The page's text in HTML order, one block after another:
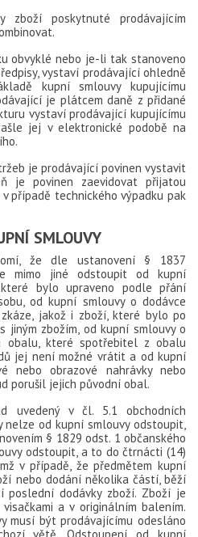
zboží poskytnuté prodávajícím
obvyklé nebo je-li tak stanoveno
vystaví prodávající ohledně
kupní smlouvy kupujícímu
je plátcem daně z přidané
vystaví prodávající kupujícímu
jej v elektronické podobě na
je prodávající povinen vystavit
je povinen zaevidovat přijatou
případě technického výpadku pak
SMLOUVY
že dle ustanovení § 1837
mimo jiné odstoupit od kupní
bylo upraveno podle přání
od kupní smlouvy o dodávce
jakož i zboží, které bylo po
jiným zbožím, od kupní smlouvy o
obalu, které spotřebitel z obalu
jej není možné vrátit a od kupní
nebo obrazové nahrávky nebo
porušil jejich původní obal.
uvedený v čl. 5.1 obchodních
nelze od kupní smlouvy odstoupit,
§ 1829 odst. 1 občanského
odstoupit, a to do čtrnácti (14)
v případě, že předmětem kupní
nebo dodání několika částí, běží
dodávky zboží. Zboží je
a v originálním balením.
musí být prodávajícímu odesláno